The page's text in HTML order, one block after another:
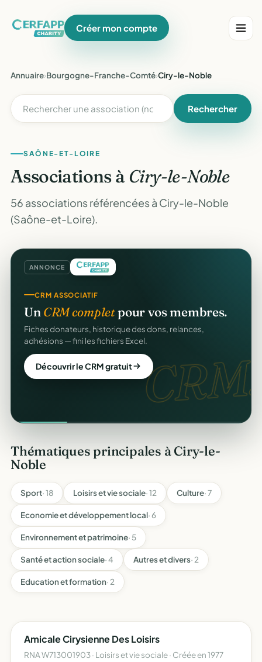
Créer mon compte
Annuaire›Bourgogne-Franche-Comté›Ciry-le-Noble
Rechercher
SAÔNE-ET-LOIRE
Associations à Ciry-le-Noble
56 associations référencées à Ciry-le-Noble
(Saône-et-Loire).
ANNONCE
CRM.
CRM ASSOCIATIF
Un CRM completpour vos membres.
Fiches donateurs, historique des dons, relances,
adhésions — fini les fichiers Excel.
Découvrir le CRM gratuit
Thématiques principales à Ciry-le-
Noble
Sport· 18 Loisirs et vie sociale· 12 Culture· 7
Economie et développement local· 6
Environnement et patrimoine· 5
Santé et action sociale· 4 Autres et divers· 2
Education et formation· 2
Amicale Cirysienne Des Loisirs
RNA W713001903 · Loisirs et vie sociale · Créée en 1977